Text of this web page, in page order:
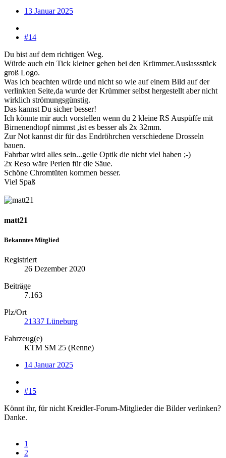
13 Januar 2025
#14
Du bist auf dem richtigen Weg.
Würde auch ein Tick kleiner gehen bei den Krümmer.Auslassstück
groß Logo.
Was ich beachten würde und nicht so wie auf einem Bild auf der
verlinkten Seite,da wurde der Krümmer selbst hergestellt aber nicht
wirklich strömungsgünstig.
Das kannst Du sicher besser!
Ich könnte mir auch vorstellen wenn du 2 kleine RS Auspüffe mit
Birnenendtopf nimmst ,ist es besser als 2x 32mm.
Zur Not kannst dir für das Endröhrchen verschiedene Drosseln
bauen.
Fahrbar wird alles sein...geile Optik die nicht viel haben ;-)
2x Reso wäre Perlen für die Säue.
Schöne Chromtüten kommen besser.
Viel Spaß
matt21
Bekanntes Mitglied
Registriert
26 Dezember 2020
Beiträge
7.163
Plz/Ort
21337 Lüneburg
Fahrzeug(e)
KTM SM 25 (Renne)
14 Januar 2025
#15
Könnt ihr, für nicht Kreidler-Forum-Mitglieder die Bilder verlinken?
Danke.
1
2